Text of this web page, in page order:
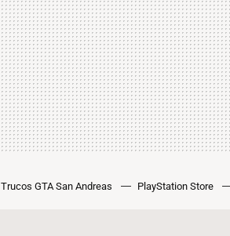
Trucos GTA San Andreas PlayStation Store